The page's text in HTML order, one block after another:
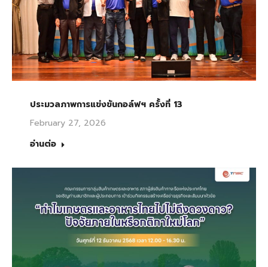
ประมวลภาพการแข่งขันกอล์ฟฯ ครั้งที่ 13
February 27, 2026
อ่านต่อ